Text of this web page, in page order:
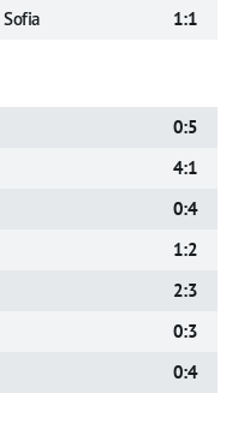
1:1
0:5
4:1
0:4
1:2
2:3
0:3
0:4